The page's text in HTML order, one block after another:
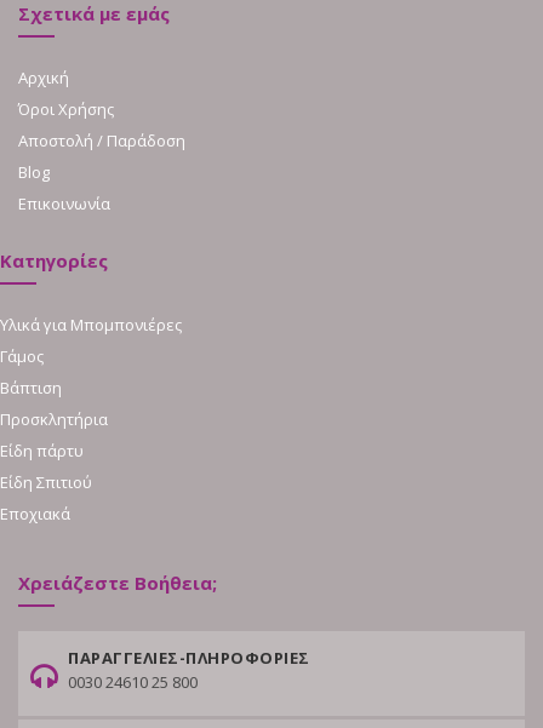
Σχετικά με εμάς
Αρχική
Όροι Χρήσης
Αποστολή / Παράδοση
Blog
Επικοινωνία
Κατηγορίες
Υλικά για Μπομπονιέρες
Γάμος
Βάπτιση
Προσκλητήρια
Είδη πάρτυ
Είδη Σπιτιού
Εποχιακά
Χρειάζεστε Βοήθεια;
ΠΑΡΑΓΓΕΛΙΕΣ-ΠΛΗΡΟΦΟΡΙΕΣ
0030 24610 25 800